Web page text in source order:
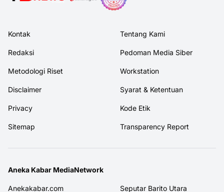
Kontak Tentang Kami
Redaksi Pedoman Media Siber
Metodologi Riset Workstation
Disclaimer Syarat & Ketentuan
Privacy Kode Etik
Sitemap Transparency Report
Aneka Kabar MediaNetwork
Anekakabar.com Seputar Barito Utara